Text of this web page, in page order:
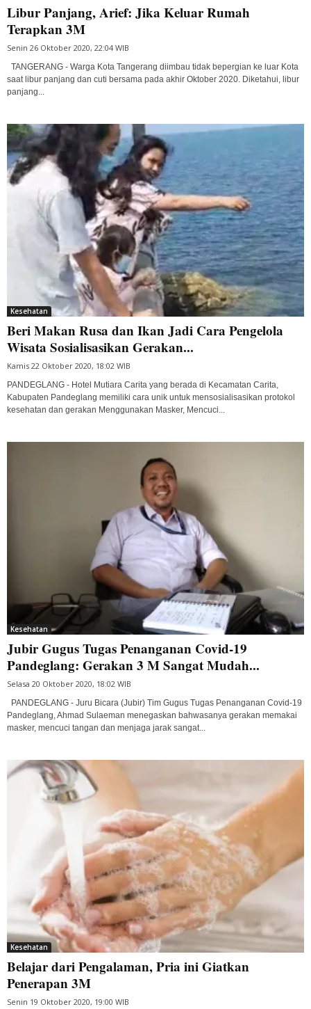
Libur Panjang, Arief: Jika Keluar Rumah
Terapkan 3M
Senin 26 Oktober 2020, 22:04 WIB
TANGERANG - Warga Kota Tangerang diimbau tidak bepergian ke luar Kota
saat libur panjang dan cuti bersama pada akhir Oktober 2020. Diketahui, libur
panjang...
Kesehatan
Beri Makan Rusa dan Ikan Jadi Cara Pengelola
Wisata Sosialisasikan Gerakan...
Kamis 22 Oktober 2020, 18:02 WIB
PANDEGLANG - Hotel Mutiara Carita yang berada di Kecamatan Carita,
Kabupaten Pandeglang memiliki cara unik untuk mensosialisasikan protokol
kesehatan dan gerakan Menggunakan Masker, Mencuci...
Kesehatan
Jubir Gugus Tugas Penanganan Covid-19
Pandeglang: Gerakan 3 M Sangat Mudah...
Selasa 20 Oktober 2020, 18:02 WIB
PANDEGLANG - Juru Bicara (Jubir) Tim Gugus Tugas Penanganan Covid-19
Pandeglang, Ahmad Sulaeman menegaskan bahwasanya gerakan memakai
masker, mencuci tangan dan menjaga jarak sangat...
Kesehatan
Belajar dari Pengalaman, Pria ini Giatkan
Penerapan 3M
Senin 19 Oktober 2020, 19:00 WIB